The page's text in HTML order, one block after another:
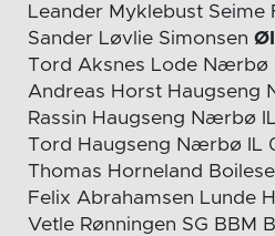
Leander Myklebust
Sander Løvlie Simonsen
Tord Aksnes Lode Nærbø
Andreas Horst
Rassin Haugseng Nærbø
Tord Haugseng Nærbø IL
Thomas Horneland
Felix Abrahamsen Lunde
Vetle Rønningen SG BBM